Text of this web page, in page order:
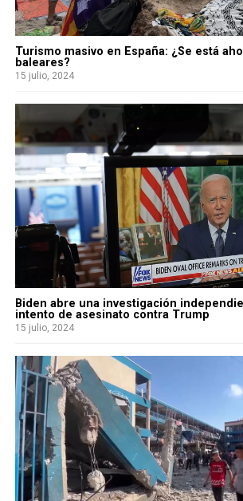
Turismo masivo en España: ¿Se está
baleares?
15 julio, 2024
Biden abre una investigación
intento de asesinato contra Trump
15 julio, 2024